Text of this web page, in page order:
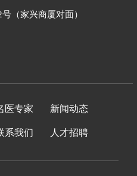
（家兴商厦对面）
医专家 新闻动态
系我们 人才招聘